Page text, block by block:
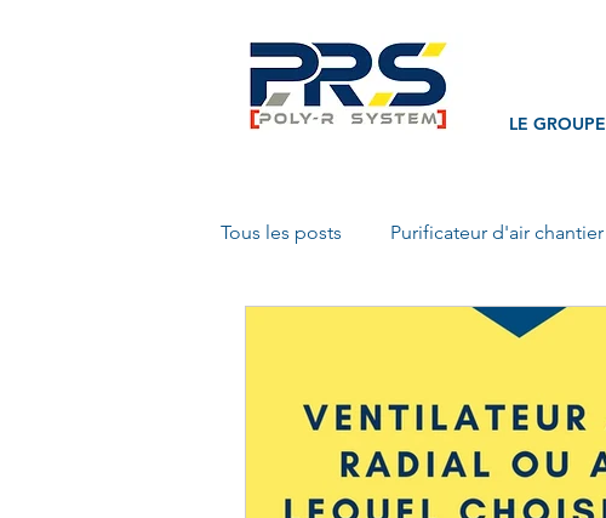
LE GROUPE
Tous les posts Purificateur d'air chantier